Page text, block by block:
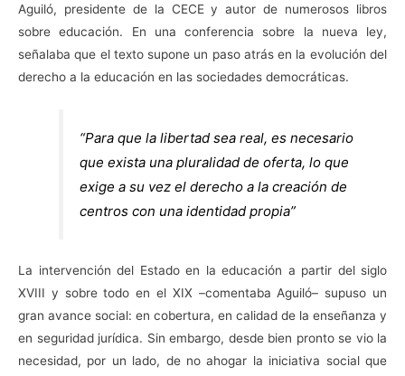
Aguiló, presidente de la CECE y autor de numerosos libros
sobre educación. En una conferencia sobre la nueva ley,
señalaba que el texto supone un paso atrás en la evolución del
derecho a la educación en las sociedades democráticas.
“Para que la libertad sea real, es necesario
que exista una pluralidad de oferta, lo que
exige a su vez el derecho a la creación de
centros con una identidad propia”
La intervención del Estado en la educación a partir del siglo
XVIII y sobre todo en el XIX –comentaba Aguiló– supuso un
gran avance social: en cobertura, en calidad de la enseñanza y
en seguridad jurídica. Sin embargo, desde bien pronto se vio la
necesidad, por un lado, de no ahogar la iniciativa social que